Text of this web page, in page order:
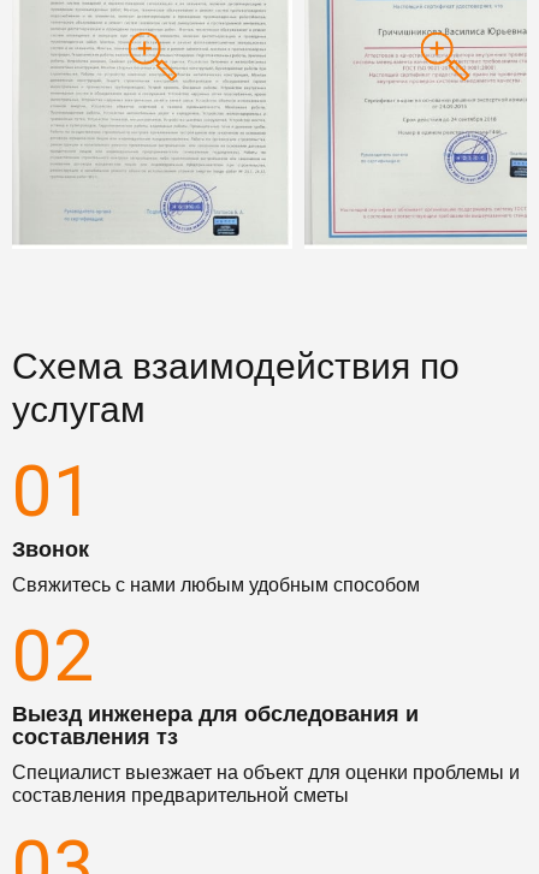
Схема взаимодействия по
услугам
01
Звонок
Свяжитесь с нами любым удобным способом
02
Выезд инженера для обследования и
составления тз
Специалист выезжает на объект для оценки проблемы и
составления предварительной сметы